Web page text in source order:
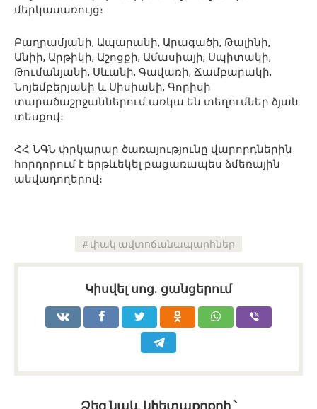
մերկասառույց։
Բաղրամյանի, Ապարանի, Արագածի, Թալինի,
Անիի, Արթիկի, Աշոցքի, Ամասիայի, Սպիտակի,
Թումանյանի, Սևանի, Գավառի, Ճամբարակի,
Նոյեմբերյանի և Սիսիանի, Գորիսի
տարածաշրջաններում առկա են տեղումներ ձյան
տեսքով։
ՀՀ ՆԳՆ փրկարար ծառայությունը վարորդներին
հորդորում է երթևեկել բացառապես ձմեռային
անվադողերով։
փակ ավտոճանապարհներ
Կիսվել սոց․ ցանցերում
Ձեզ նաև կհետաքրքրի ՝